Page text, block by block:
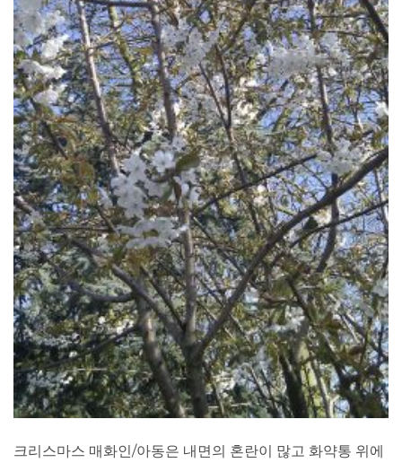
크리스마스 매화인/아동은 내면의 혼란이 많고 화약통 위에